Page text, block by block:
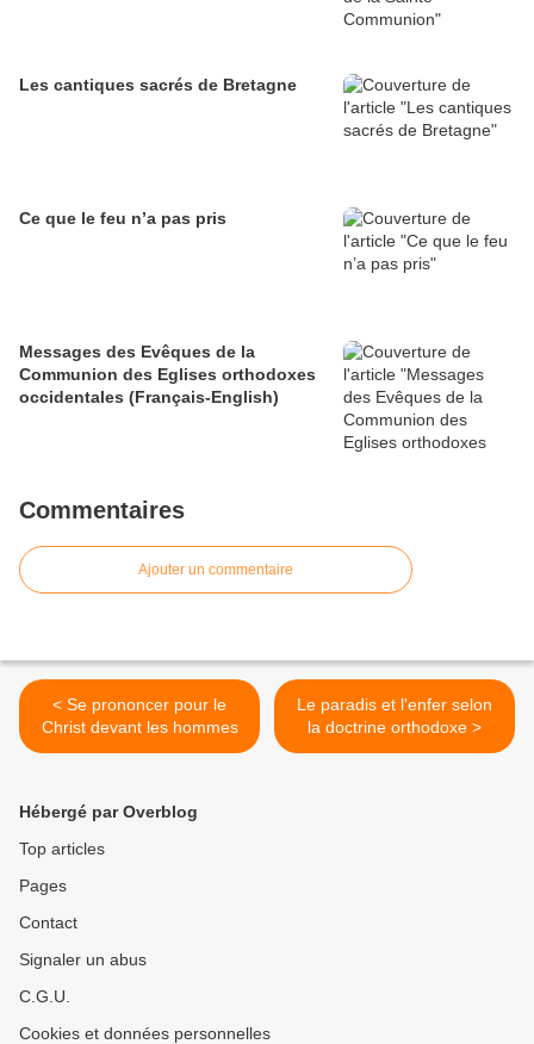
Les cantiques sacrés de Bretagne
Ce que le feu n’a pas pris
Messages des Evêques de la
Communion des Eglises orthodoxes
occidentales (Français-English)
Commentaires
Ajouter un commentaire
< Se prononcer pour le
Christ devant les hommes
Le paradis et l'enfer selon
la doctrine orthodoxe >
Hébergé par Overblog
Top articles
Pages
Contact
Signaler un abus
C.G.U.
Cookies et données personnelles